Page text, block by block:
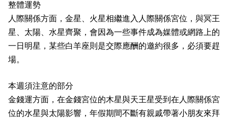
整體運勢
人際關係方面，金星、火星相繼進入人際關係宮位，與冥王
星、太陽、水星齊聚，會因為一些事件成為媒體或網路上的
一日明星，某些白羊座則是交際應酬的邀約很多，必須要趕
場。
本週須注意的部分
金錢運方面，在金錢宮位的木星與天王星受到在人際關係宮
位的水星與太陽影響，年假期間不斷有親戚帶著小朋友來拜